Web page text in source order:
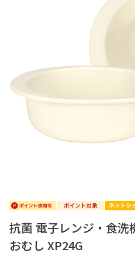
抗菌 電子レンジ・食洗
おむし XP24G